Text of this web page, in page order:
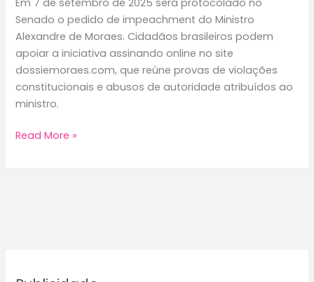
Senado o pedido de impeachment do Ministro
Alexandre de Moraes. Cidadãos brasileiros podem
apoiar a iniciativa assinando online no site
dossiemoraes.com, que reúne provas de violações
constitucionais e abusos de autoridade atribuídos ao
ministro.
Dossiê
Read More »